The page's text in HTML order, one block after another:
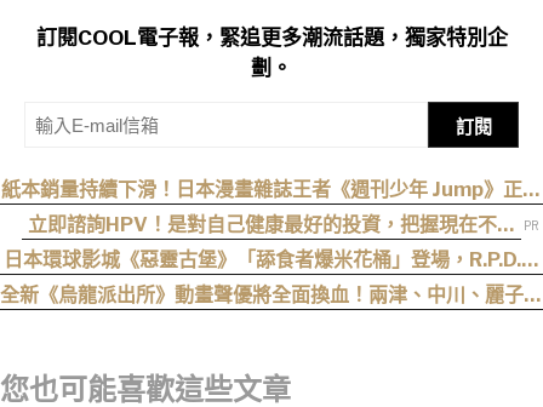
訂閱COOL電子報，緊追更多潮流話題，獨家特別企
劃。
訂閱
紙本銷量持續下滑！日本漫畫雜誌王者《週刊少年 Jump》正式
跌破百萬大關
立即諮詢HPV！是對自己健康最好的投資，把握現在不嫌
晚！
日本環球影城《惡靈古堡》「舔食者爆米花桶」登場，R.P.D.制
服周邊同步公開
全新《烏龍派出所》動畫聲優將全面換血！兩津、中川、麗子、
您也可能喜歡這些文章